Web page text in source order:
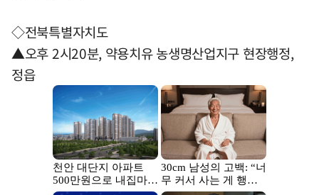
◇전북특별자치도
▲오후 2시20분, 약용치유 농생명산업지구 현장행정,
정읍